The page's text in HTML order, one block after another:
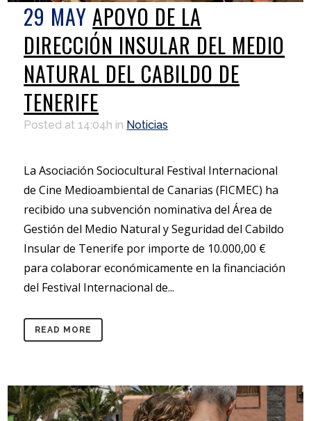
29 MAY APOYO DE LA
DIRECCIÓN INSULAR DEL MEDIO
NATURAL DEL CABILDO DE
TENERIFE
Posted at 14:04h in Noticias
La Asociación Sociocultural Festival Internacional
de Cine Medioambiental de Canarias (FICMEC) ha
recibido una subvención nominativa del Área de
Gestión del Medio Natural y Seguridad del Cabildo
Insular de Tenerife por importe de 10.000,00 €
para colaborar económicamente en la financiación
del Festival Internacional de...
READ MORE